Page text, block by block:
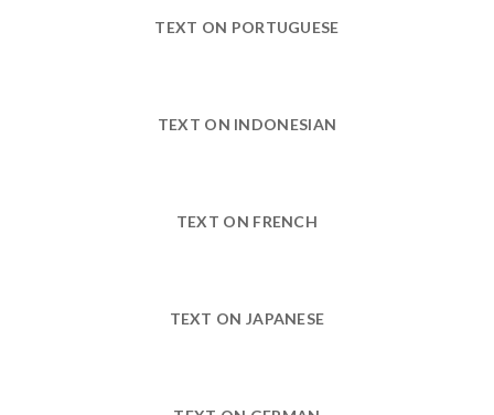
TEXT ON PORTUGUESE
TEXT ON INDONESIAN
TEXT ON FRENCH
TEXT ON JAPANESE